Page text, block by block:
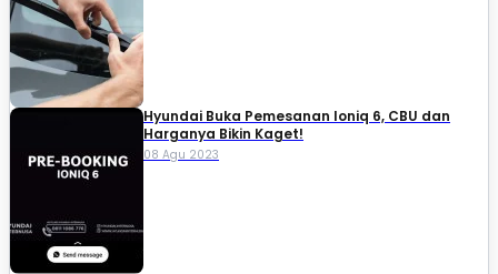
Hyundai Buka Pemesanan Ioniq 6, CBU dan
Harganya Bikin Kaget!
08 Agu 2023